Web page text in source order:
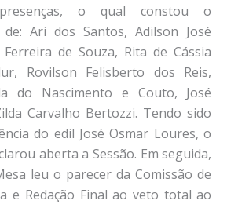
o qual constou o
de: Ari dos Santos, Adilson José
de Souza, Rita de Cássia
Rovilson Felisberto dos Reis,
do Nascimento e Couto, José
Carvalho Bertozzi. Tendo sido
do edil José Osmar Loures, o
aberta a Sessão. Em seguida,
leu o parecer da Comissão de
e Redação Final ao veto total ao